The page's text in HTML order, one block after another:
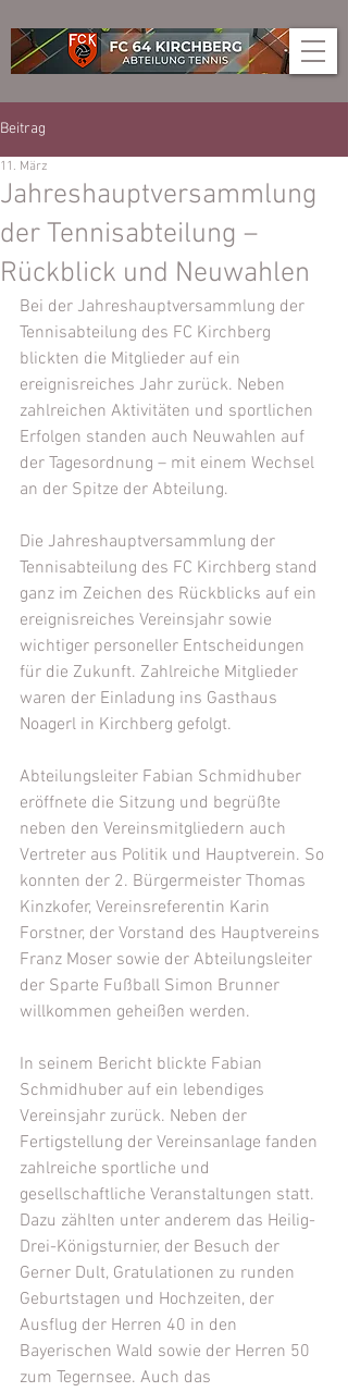
Beitrag
Jahreshauptversammlung
der Tennisabteilung –
Rückblick und Neuwahlen
11. März
Bei der Jahreshauptversammlung der
Tennisabteilung des FC Kirchberg
blickten die Mitglieder auf ein
ereignisreiches Jahr zurück. Neben
zahlreichen Aktivitäten und sportlichen
Erfolgen standen auch Neuwahlen auf
der Tagesordnung – mit einem Wechsel
an der Spitze der Abteilung.
Die Jahreshauptversammlung der
Tennisabteilung des FC Kirchberg stand
ganz im Zeichen des Rückblicks auf ein
ereignisreiches Vereinsjahr sowie
wichtiger personeller Entscheidungen
für die Zukunft. Zahlreiche Mitglieder
waren der Einladung ins Gasthaus
Noagerl in Kirchberg gefolgt.
Abteilungsleiter Fabian Schmidhuber
eröffnete die Sitzung und begrüßte
neben den Vereinsmitgliedern auch
Vertreter aus Politik und Hauptverein. So
konnten der 2. Bürgermeister Thomas
Kinzkofer, Vereinsreferentin Karin
Forstner, der Vorstand des Hauptvereins
Franz Moser sowie der Abteilungsleiter
der Sparte Fußball Simon Brunner
willkommen geheißen werden.
In seinem Bericht blickte Fabian
Schmidhuber auf ein lebendiges
Vereinsjahr zurück. Neben der
Fertigstellung der Vereinsanlage fanden
zahlreiche sportliche und
gesellschaftliche Veranstaltungen statt.
Dazu zählten unter anderem das Heilig-
Drei-Königsturnier, der Besuch der
Gerner Dult, Gratulationen zu runden
Geburtstagen und Hochzeiten, der
Ausflug der Herren 40 in den
Bayerischen Wald sowie der Herren 50
zum Tegernsee. Auch das